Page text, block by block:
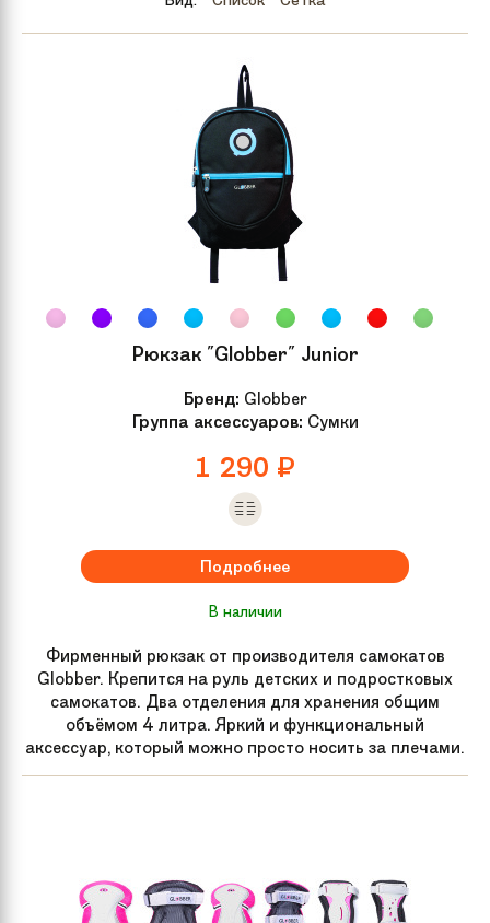
Модель Big Wheel Bold Cushion
Алюминий
Есть
15 см
Длина доски 58 см
1 год
Для кого Для подростков, Для взрослых
Артикул
производителя
14242, 14243
Задний тормоз Ножной
Рюкзак "Globber" Junior
Бренд: Globber
Группа аксессуаров: Сумки
1 290 ₽
Подробнее
В наличии
Фирменный рюкзак от производителя самокатов
Globber. Крепится на руль детских и подростковых
самокатов. Два отделения для хранения общим
объёмом 4 литра. Яркий и функциональный
аксессуар, который можно просто носить за плечами.